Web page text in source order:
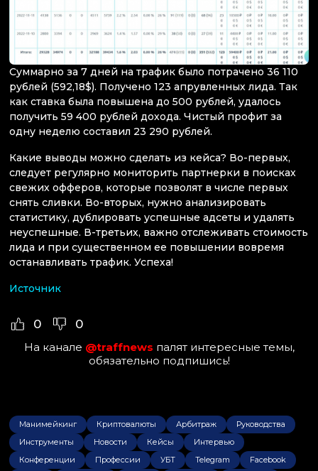
Суммарно за 7 дней на трафик было потрачено 36 110
рублей (592,18$). Получено 123 апрувленных лида. Так
как ставка была повышена до 500 рублей, удалось
получить 59 400 рублей дохода. Чистый профит за
одну неделю составил 23 290 рублей.
Какие выводы можно сделать из кейса? Во-первых,
следует регулярно мониторить партнерки в поисках
свежих офферов, которые позволят в числе первых
снять сливки. Во-вторых, нужно анализировать
статистику, дублировать успешные адсеты и удалять
неуспешные. В-третьих, важно отслеживать стоимость
лида и при существенном ее повышении вовремя
останавливать трафик. Успеха!
Источник
0 0
На канале @traffnews палят интересные темы,
обязательно подпишись!
Манимейкинг Криптовалюты Арбитраж
Руководства
Инструменты
Новости Кейсы
Интервью
Конференции
Профессии УБТ Telegram
Facebook